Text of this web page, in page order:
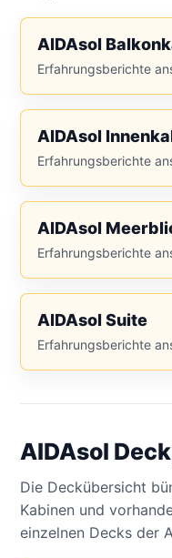
AIDAsol
Erfahrungsberichte
AIDAsol
Erfahrungsberichte
AIDAsol
Erfahrungsberichte
AIDAsol Suite
Erfahrungsberichte
AIDAsol
Die Deckübersicht
Kabinen und
einzelnen Decks der